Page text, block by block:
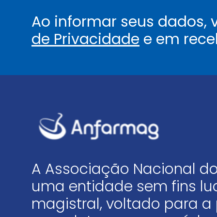
Ao informar seus
de Privacidade e em
A Associação Nacional
uma entidade sem fins
magistral, voltado para